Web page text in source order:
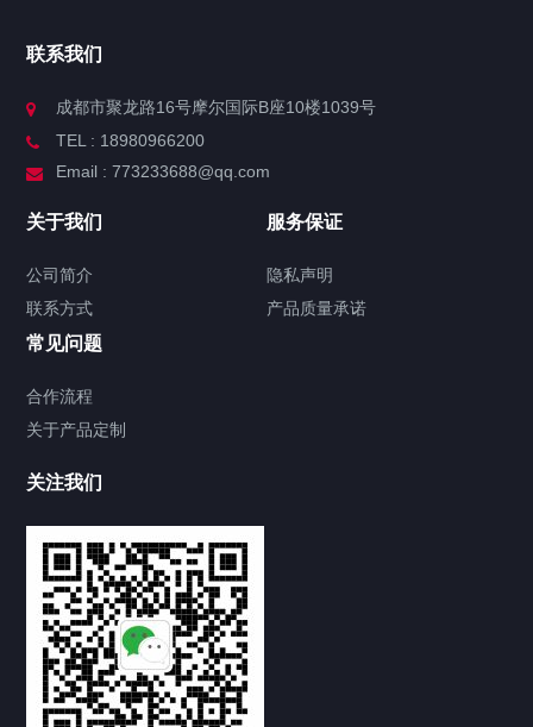
联系我们
成都市聚龙路16号摩尔国际B座10楼1039号
TEL : 18980966200
Email : 773233688@qq.com
关于我们
公司简介
联系方式
服务保证
隐私声明
产品质量承诺
常见问题
合作流程
关于产品定制
关注我们